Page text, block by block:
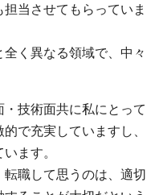
当させてもらっていま
く異なる領域で、中々
技術面共に私にとって
で充実していますし、
ます。
職して思うのは、適切